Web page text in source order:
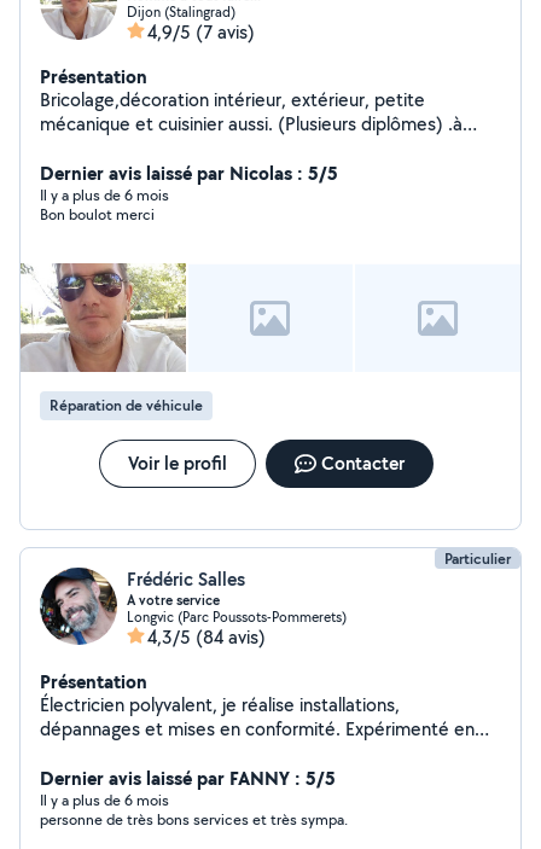
Dijon (Stalingrad)
4,9/5 (7 avis)
Présentation
Bricolage,décoration intérieur, extérieur, petite
mécanique et cuisinier aussi. (Plusieurs diplômes) .à
Dernier avis laissé par Nicolas : 5/5
Il y a plus de 6 mois
Bon boulot merci
Réparation de véhicule
Voir le profil Contacter
Particulier
Frédéric Salles
A votre service
Longvic (Parc Poussots-Pommerets)
4,3/5 (84 avis)
Présentation
Électricien polyvalent, je réalise installations,
dépannages et mises en conformité. Expérimenté en
divers travaux de bricolage et aide à domicile. Sérieux et
efficace.
Dernier avis laissé par FANNY : 5/5
Il y a plus de 6 mois
personne de très bons services et très sympa.